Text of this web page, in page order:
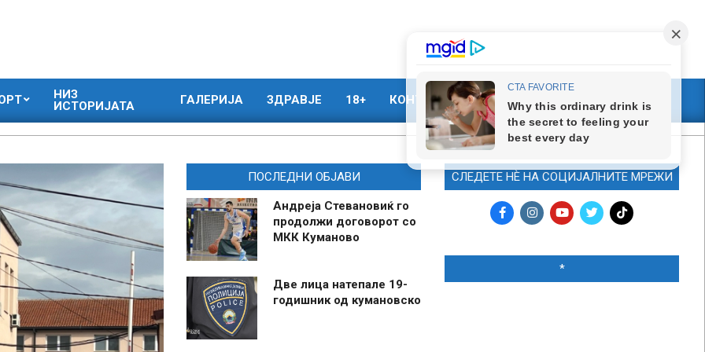
НИЗ
ИСТОРИЈАТА
ГАЛЕРИЈА ЗДРАВЈЕ 18+ КОНТАКТ МАРКЕТИНГ
ПОСЛЕДНИ ОБЈАВИ
Андреја Стевановиќ го
продолжи договорот со
МКК Куманово
Две лица натепале 19-
годишник од кумановско
СЛЕДЕТЕ НЀ НА СОЦИЈАЛНИТЕ МРЕЖИ
*